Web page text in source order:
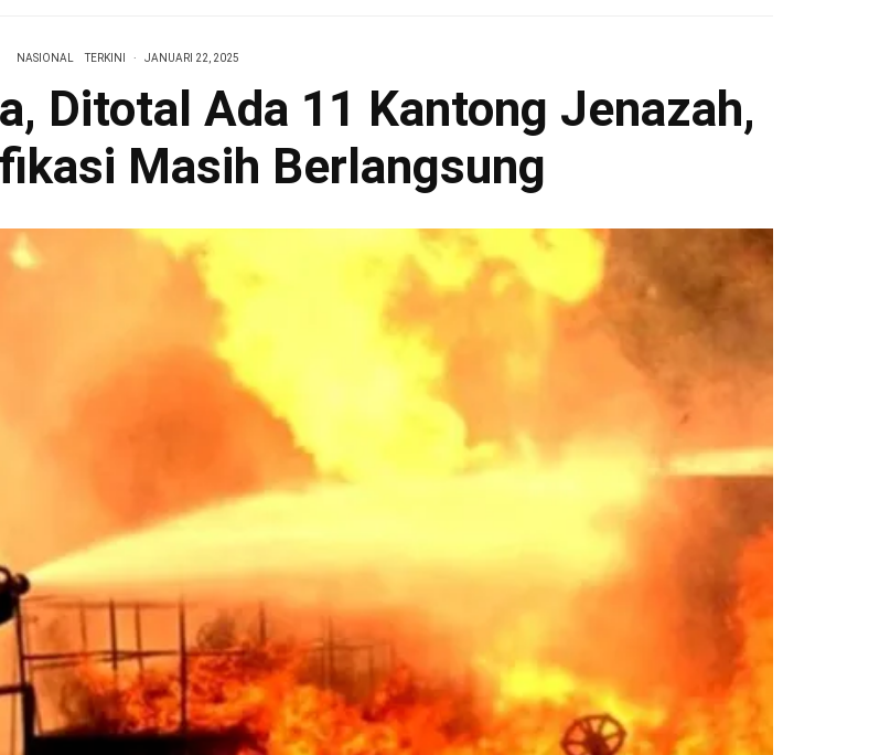
NASIONAL TERKINI · JANUARI 22, 2025
Ditotal Ada 11 Kantong Jenazah,
Masih Berlangsung